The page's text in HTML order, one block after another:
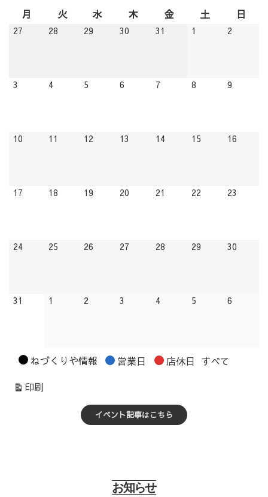
月
火火
水水
木木
金金
土 日
27 2026.07.27
28 2026.07.28
29 2026.07.29
30 2026.07.30
31 2026.07.31
1 2026.08.01
2
3 2026.08.03
42026.08.04
5 2026.08.05
6 2026.08.06
7 2026.08.07
8 2026.08.08
9
10 2026.08.10
11 2026.08.11
12 2026.08.12
13 2026.08.13
142026.08.14
15 2026.08.15
16
17 2026.08.17
18 2026.08.18
19 2026.08.19
20 2026.08.20
21 2026.08.21
22 2026.08.22
23
242026.08.24
25 2026.08.25
26 2026.08.26
27 2026.08.27
28 2026.08.28
29 2026.08.29
30
31 2026.08.31
1 2026.09.01
2 2026.09.02
3 2026.09.03
42026.09.04
5 2026.09.05
6
カ
ゴ
ねづくりや情報 営業日 店休日 すべて
印刷表
イベント記事はこちら
お知らせ